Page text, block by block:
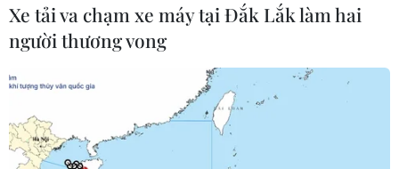
Xe tải va chạm xe máy tại Đắk Lắk làm hai
người thương vong